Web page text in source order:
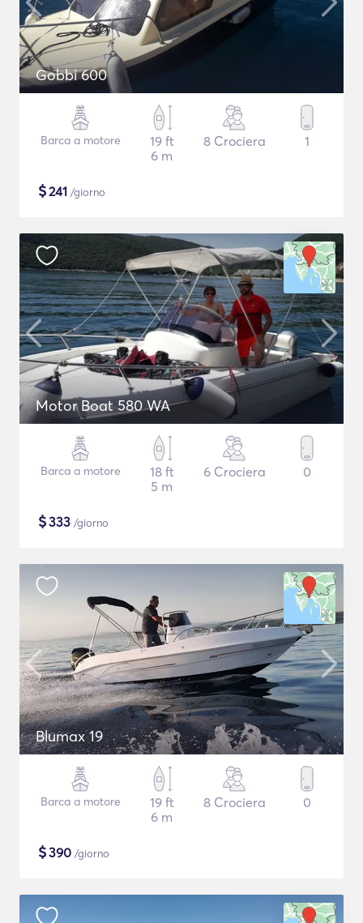
Gobbi 600
Barca a motore
19 ft
6 m
8 Crociera 1
$241 /giorno
Motor Boat 580 WA
Barca a motore
18 ft
5 m
6 Crociera 0
$333 /giorno
Blumax 19
Barca a motore
19 ft
6 m
8 Crociera 0
$390 /giorno